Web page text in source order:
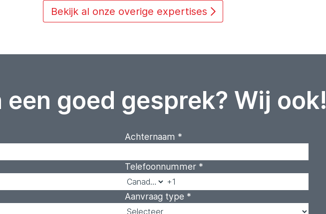
Bekijk al onze overige expertises
een goed gesprek? Wij ook!
Achternaam *
Telefoonnummer *
Aanvraag type *